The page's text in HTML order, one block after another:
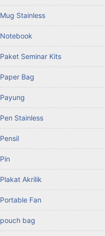
Mug Stainless
Notebook
Paket Seminar Kits
Paper Bag
Payung
Pen Stainless
Pensil
Pin
Plakat Akrilik
Portable Fan
pouch bag